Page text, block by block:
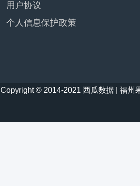
用户协议
个人信息保护政策
Copyright © 2014-2021 西瓜数据 | 福州